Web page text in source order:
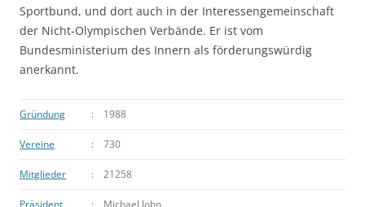
Sportbund, und dort auch in der Interessengemeinschaft
der Nicht-Olympischen Verbände. Er ist vom
Bundesministerium des Innern als förderungswürdig
anerkannt.
Gründung : 1988
Vereine : 730
Mitglieder : 21258
Präsident : Michael John